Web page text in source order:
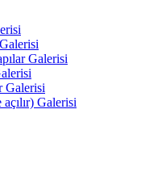
Galerisi
Galerisi
Galerisi